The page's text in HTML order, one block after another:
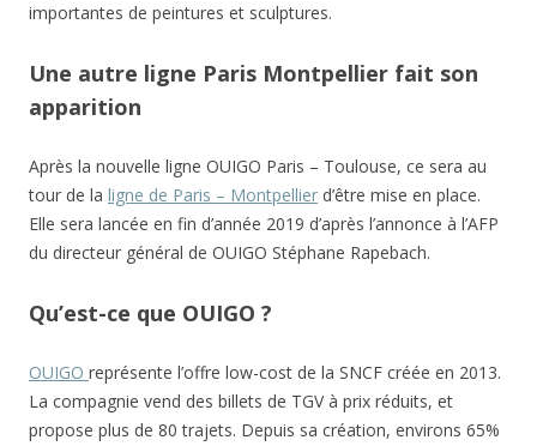
importantes de peintures et sculptures.
Une autre ligne Paris Montpellier fait son
apparition
Après la nouvelle ligne OUIGO Paris – Toulouse, ce sera au
tour de la ligne de Paris – Montpellier d’être mise en place.
Elle sera lancée en fin d’année 2019 d’après l’annonce à l’AFP
du directeur général de OUIGO Stéphane Rapebach.
Qu’est-ce que OUIGO ?
OUIGO représente l’offre low-cost de la SNCF créée en 2013.
La compagnie vend des billets de TGV à prix réduits, et
propose plus de 80 trajets. Depuis sa création, environs 65%